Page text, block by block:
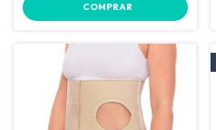
COMPRAR